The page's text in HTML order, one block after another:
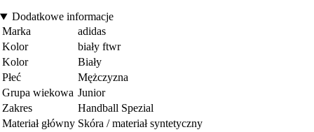
Dodatkowe informacje
Marka
adidas
Kolor
biały ftwr
Kolor
Biały
Płeć
Mężczyzna
Grupa wiekowa Junior
Zakres
Handball Spezial
Materiał główny Skóra / materiał syntetyczny